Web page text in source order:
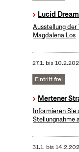
Lucid
Ausstellung
Magdalena Los
27.1. bis
Eintritt frei
Mertener
Informieren Sie
Stellungnahme
31.1. bis